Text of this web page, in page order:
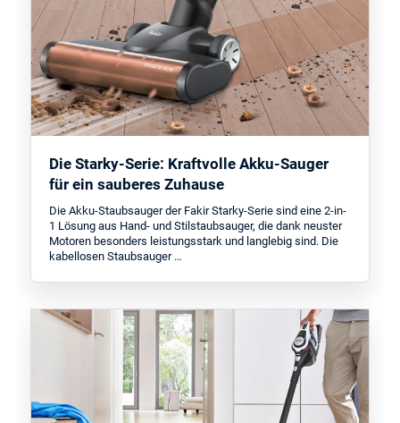
Die Starky-Serie: Kraftvolle Akku-Sauger
für ein sauberes Zuhause
Die Akku-Staubsauger der Fakir Starky-Serie sind eine 2-in-
1 Lösung aus Hand- und Stilstaubsauger, die dank neuster
Motoren besonders leistungsstark und langlebig sind. Die
kabellosen Staubsauger …